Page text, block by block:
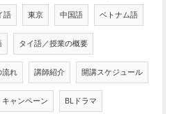
語 東京 中国語 ベトナム語
タイ語／授業の概要
流れ 講師紹介 開講スケジュール
キャンペーン BLドラマ